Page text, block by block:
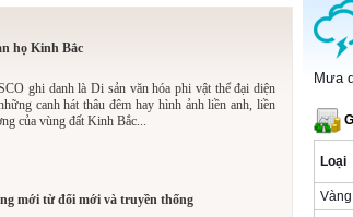
họ Kinh Bắc
ghi danh là Di sản văn hóa phi vật thể đại diện
canh hát thâu đêm hay hình ảnh liền anh, liền
của vùng đất Kinh Bắc...
mới từ đổi mới và truyền thống